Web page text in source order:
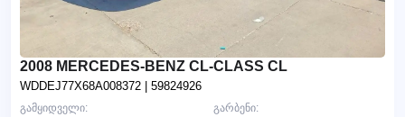
2008 MERCEDES-BENZ CL-CLASS CL
WDDEJ77X68A008372 | 59824926
გარბენი:
გამყიდველი: